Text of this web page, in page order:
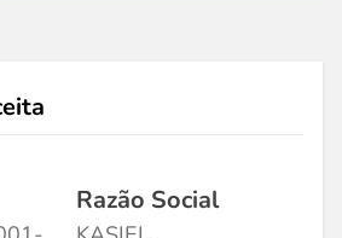
Razão Social